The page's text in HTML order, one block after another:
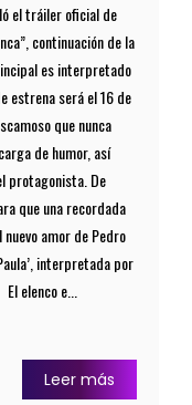
el tráiler oficial de
continuación de la
es interpretado
estrena será el 16 de
que nunca
de humor, así
protagonista. De
que una recordada
amor de Pedro
interpretada por
El elenco e...
Leer más